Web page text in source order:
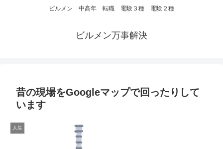
ビルメン 中高年 転職 電験３種 電験２種
ビルメン万事解決
昔の現場をGoogleマップで回ったりして
います
人生